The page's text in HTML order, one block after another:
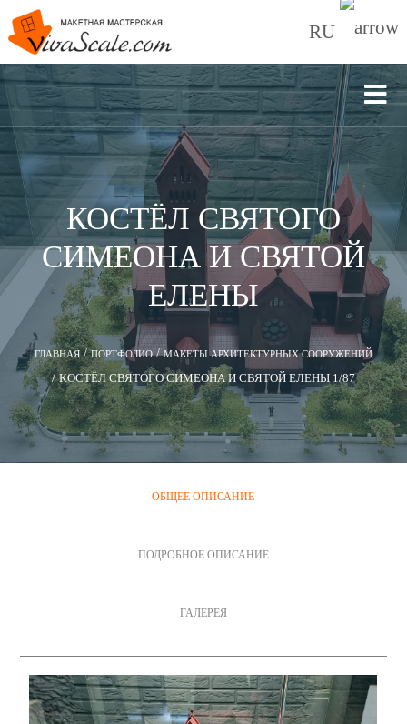
RU
КОСТЁЛ СВЯТОГО
СИМЕОНА И СВЯТОЙ
ЕЛЕНЫ
ГЛАВНАЯ/ПОРТФОЛИО/МАКЕТЫ АРХИТЕКТУРНЫХ СООРУЖЕНИЙ
/КОСТЁЛ СВЯТОГО СИМЕОНА И СВЯТОЙ ЕЛЕНЫ 1/87
ОБЩЕЕ ОПИСАНИЕ
ПОДРОБНОЕ ОПИСАНИЕ
ГАЛЕРЕЯ